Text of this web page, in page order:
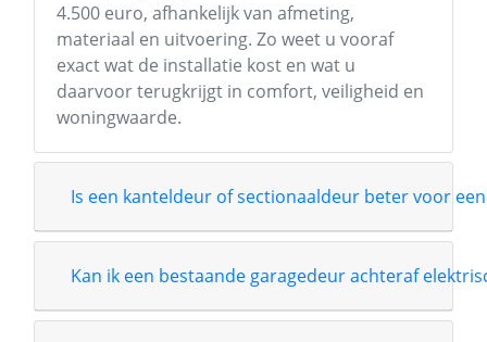
4.500 euro, afhankelijk van afmeting,
materiaal en uitvoering. Zo weet u vooraf
exact wat de installatie kost en wat u
daarvoor terugkrijgt in comfort, veiligheid en
woningwaarde.
Is een kanteldeur of sectionaaldeur beter voor
Kan ik een bestaande garagedeur achteraf